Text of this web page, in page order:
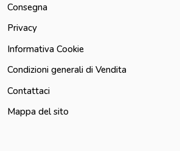
Consegna
Privacy
Informativa Cookie
Condizioni generali di Vendita
Contattaci
Mappa del sito